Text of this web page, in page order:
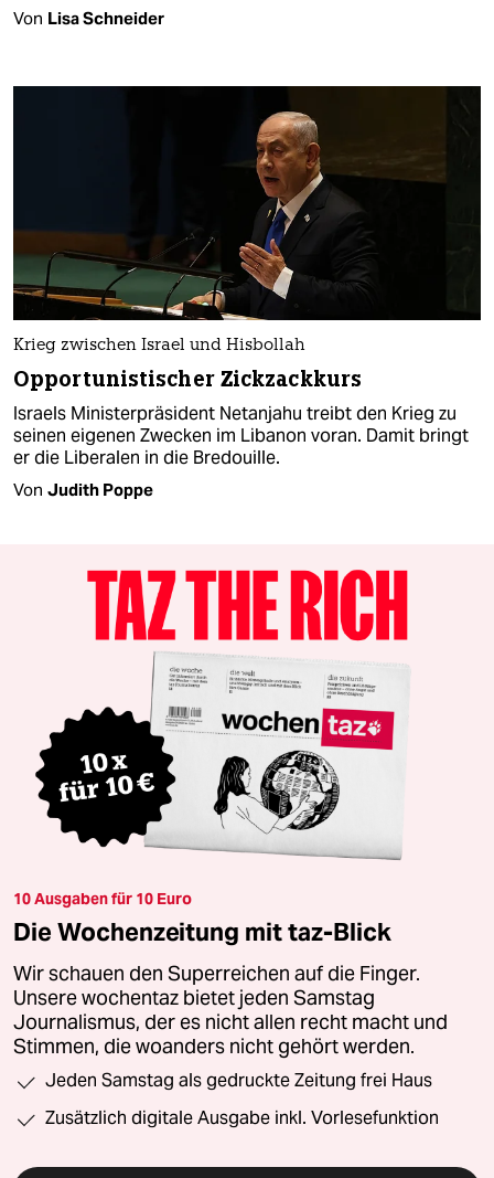
Von Lisa Schneider
Krieg zwischen Israel und Hisbollah
Opportunistischer Zickzackkurs
Israels Ministerpräsident Netanjahu treibt den Krieg zu
seinen eigenen Zwecken im Libanon voran. Damit bringt
er die Liberalen in die Bredouille.
Von Judith Poppe
10 Ausgaben für 10 Euro
Die Wochenzeitung mit taz-Blick
Wir schauen den Superreichen auf die Finger.
Unsere wochentaz bietet jeden Samstag
Journalismus, der es nicht allen recht macht und
Stimmen, die woanders nicht gehört werden.
Jeden Samstag als gedruckte Zeitung frei Haus
Zusätzlich digitale Ausgabe inkl. Vorlesefunktion